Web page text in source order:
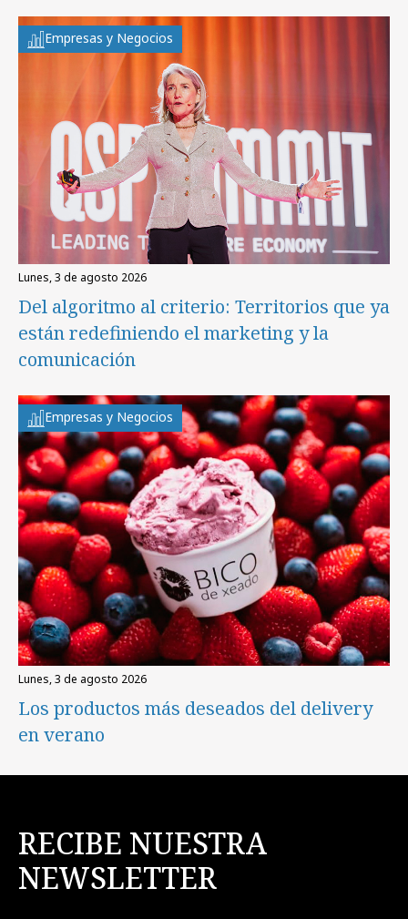
Empresas y Negocios
lunes, 3 de agosto 2026
Del algoritmo al criterio: Territorios que ya
están redefiniendo el marketing y la
comunicación
Empresas y Negocios
lunes, 3 de agosto 2026
Los productos más deseados del delivery
en verano
RECIBE NUESTRA
NEWSLETTER